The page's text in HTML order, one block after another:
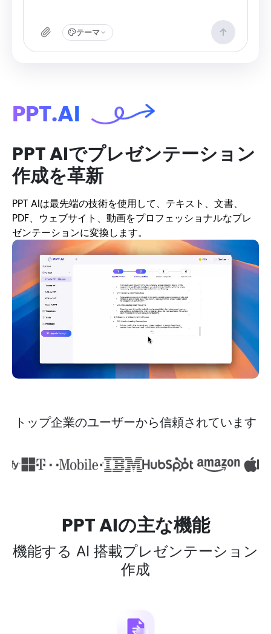
テーマ
PPT.AI
PPT AIでプレゼンテーション
作成を革新
PPT AIは最先端の技術を使用して、テキスト、文書、
PDF、ウェブサイト、動画をプロフェッショナルなプレ
ゼンテーションに変換します。
トップ企業のユーザーから信頼されています
PPT AIの主な機能
機能する AI 搭載プレゼンテーション
作成